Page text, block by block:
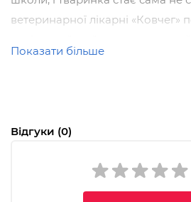
ветеринарної лікарні
свинки. А заразом знаходять
Чому варто читати:
навчають дітей
співчуттям, повагою та любов'ю.
Показати більше
Відгуки (0)